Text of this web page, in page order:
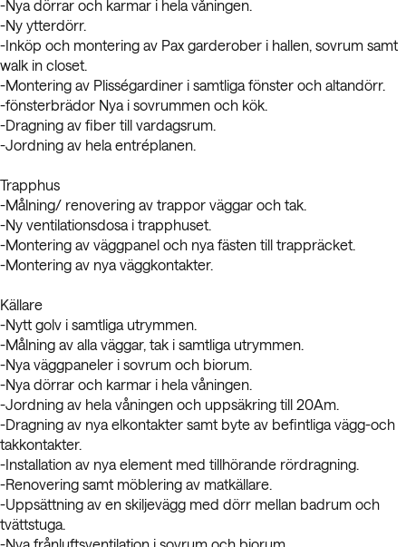
-Nya dörrar och karmar i hela våningen.
-Ny ytterdörr.
-Inköp och montering av Pax garderober i hallen, sovrum samt
walk in closet.
-Montering av Plisségardiner i samtliga fönster och altandörr.
-fönsterbrädor Nya i sovrummen och kök.
-Dragning av fiber till vardagsrum.
-Jordning av hela entréplanen.
Trapphus
-Målning/ renovering av trappor väggar och tak.
-Ny ventilationsdosa i trapphuset.
-Montering av väggpanel och nya fästen till trappräcket.
-Montering av nya väggkontakter.
Källare
-Nytt golv i samtliga utrymmen.
-Målning av alla väggar, tak i samtliga utrymmen.
-Nya väggpaneler i sovrum och biorum.
-Nya dörrar och karmar i hela våningen.
-Jordning av hela våningen och uppsäkring till 20Am.
-Dragning av nya elkontakter samt byte av befintliga vägg-och
takkontakter.
-Installation av nya element med tillhörande rördragning.
-Renovering samt möblering av matkällare.
-Uppsättning av en skiljevägg med dörr mellan badrum och
tvättstuga.
-Nya frånluftsventilation i sovrum och biorum.